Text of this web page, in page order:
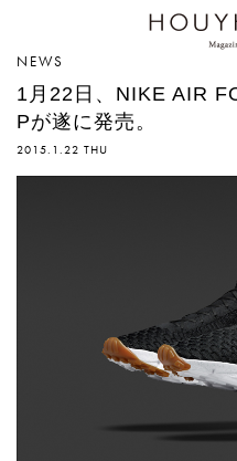
NEWS
1月22日、NIKE AIR
Pが遂に発売。
2015.1.22 THU